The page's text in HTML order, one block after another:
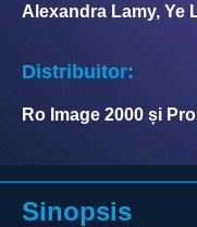
Alexandra Lamy, Ye
Distribuitor:
Ro Image 2000 și
Sinopsis